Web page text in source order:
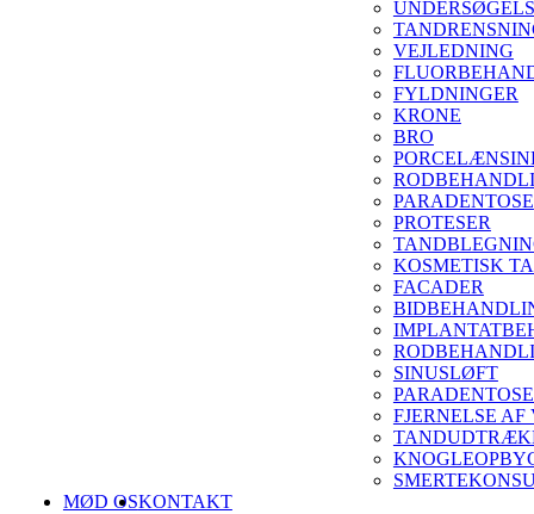
VEJLEDNING
FYLDNINGER
KRONE
BRO
PARADENTOSE
PROTESER
KOSMETISK
FACADER
SINUSLØFT
FJERNELSE
MØD OSKONTAKT